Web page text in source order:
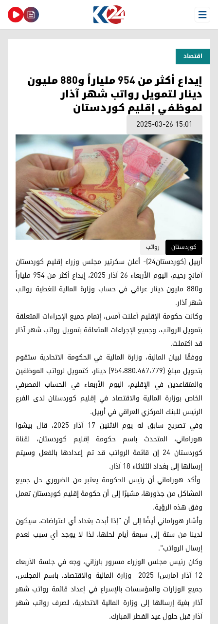
Open Menu
اقتصاد
إيداع أكثر من 954 ملياراً و880 مليون
دينار لتمويل رواتب شهر آذار
لموظفي إقليم كوردستان
2025-03-26 15:01
کوردستان رواتب
أربيل (كوردستان24)- أعلن سكرتير مجلس وزراء إقليم كوردستان
آمانج رحيم، اليوم الأربعاء 26 آذار 2025، إيداع أكثر من 954 ملياراً
و880 مليون دينار عراقي في حساب وزارة المالية لتغطية رواتب
شهر آذار.
وكانت حكومة الإقليم أعلنت أمس، إتمام جميع الإجراءات المتعلقة
بتمويل الرواتب، وجميع الإجراءات المتعلقة بتمويل رواتب شهر آذار
قد اكتملت.
ووفقًا لبيان المالية، وزارة المالية في الحكومة الاتحادية ستقوم
بتحويل مبلغ (954،880،467،779) دينار، كتمويل لرواتب الموظفين
والمتقاعدين في الإقليم، اليوم الأربعاء في الحساب المصرفي
الخاص بوزارة المالية والاقتصاد في إقليم كوردستان لدى الفرع
الرئيس للبنك المركزي العراقي في أربيل.
وفي تصريح سابق له يوم الاثنين 17 آذار 2025، قال بيشوا
هوراماني، المتحدث باسم حكومة إقليم كوردستان، لقناة
كوردستان 24 إن قائمة الرواتب قد تم إعدادها بالفعل وسيتم
إرسالها إلى بغداد الثلاثاء 18 آذار.
وأكد هوراماني أن رئيس الحكومة يعتبر من الضروري حل جميع
المشاكل من جذورها، مشيرًا إلى أن حكومة إقليم كوردستان تعمل
وفق هذه الرؤية.
وأشار هوراماني أيضًا إلى أن "إذا أبدت بغداد أي اعتراضات، سيكون
لدينا من ستة إلى سبعة أيام لحلها، لذا لا يوجد أي سبب لعدم
إرسال الرواتب".
وكان رئيس مجلس الوزراء مسرور بارزاني، وجه في جلسة الأربعاء
12 آذار (مارس) 2025 وزارة المالية والاقتصاد، باسم المجلس،
جميع الوزارات والمؤسسات بالإسراع في إعداد قائمة رواتب شهر
آذار بغية إرسالها إلى وزارة المالية الاتحادية، لصرف رواتب شهر
آذار قبل حلول عيد الفطر المبارك.